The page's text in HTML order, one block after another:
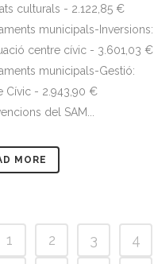
culturals - 2.122,85 €
municipals-Inversions:
centre cívic - 3.601,03 €
municipals-Gestió:
Cívic - 2.943,90 €
del SAM...
MORE
1 2 3
4